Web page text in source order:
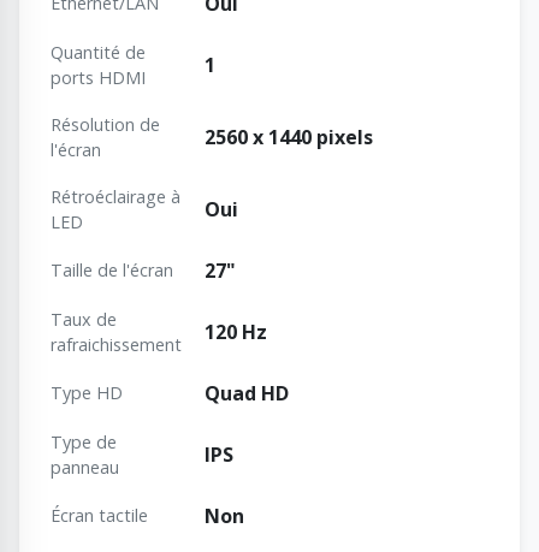
Quantité de
ports HDMI
1
Résolution de
l'écran
2560 x 1440 pixels
Rétroéclairage à
LED
Oui
Taille de l'écran 27"
Taux de
rafraichissement
120 Hz
Type HD Quad HD
Type de
panneau
IPS
Écran tactile Non